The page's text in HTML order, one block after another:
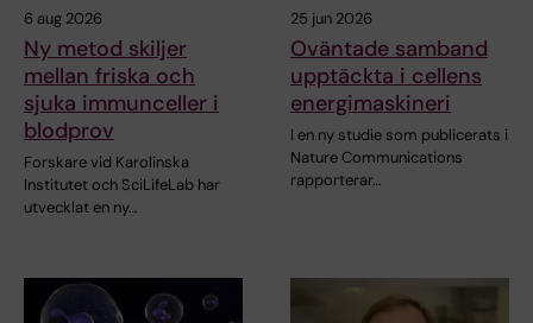
6 aug 2026
Ny metod skiljer
mellan friska och
sjuka immunceller i
blodprov
Forskare vid Karolinska
Institutet och SciLifeLab har
utvecklat en ny…
25 jun 2026
Oväntade samband
upptäckta i cellens
energimaskineri
I en ny studie som publicerats i
Nature Communications
rapporterar…